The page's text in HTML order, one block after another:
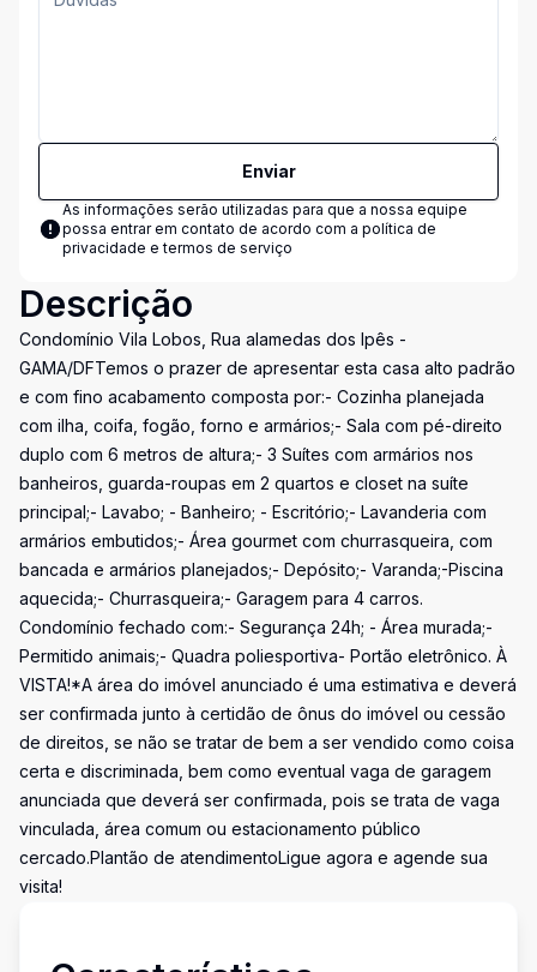
Enviar
As informações serão utilizadas para que a nossa equipe
possa entrar em contato de acordo com a política de
privacidade e termos de serviço
Descrição
Condomínio Vila Lobos, Rua alamedas dos Ipês -
GAMA/DFTemos o prazer de apresentar esta casa alto padrão
e com fino acabamento composta por:- Cozinha planejada
com ilha, coifa, fogão, forno e armários;- Sala com pé-direito
duplo com 6 metros de altura;- 3 Suítes com armários nos
banheiros, guarda-roupas em 2 quartos e closet na suíte
principal;- Lavabo; - Banheiro; - Escritório;- Lavanderia com
armários embutidos;- Área gourmet com churrasqueira, com
bancada e armários planejados;- Depósito;- Varanda;-Piscina
aquecida;- Churrasqueira;- Garagem para 4 carros.
Condomínio fechado com:- Segurança 24h; - Área murada;-
Permitido animais;- Quadra poliesportiva- Portão eletrônico. À
VISTA!*A área do imóvel anunciado é uma estimativa e deverá
ser confirmada junto à certidão de ônus do imóvel ou cessão
de direitos, se não se tratar de bem a ser vendido como coisa
certa e discriminada, bem como eventual vaga de garagem
anunciada que deverá ser confirmada, pois se trata de vaga
vinculada, área comum ou estacionamento público
cercado.Plantão de atendimentoLigue agora e agende sua
visita!